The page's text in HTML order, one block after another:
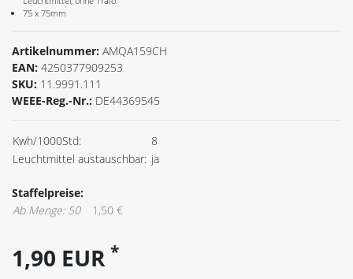
75 x 75mm
Artikelnummer: AMQA159CH
EAN: 4250377909253
SKU: 11.9991.111
WEEE-Reg.-Nr.: DE44369545
Kwh/1000Std:
8
Leuchtmittel austauschbar: ja
Staffelpreise:
Ab Menge: 50
1,50 €
1,90 EUR *